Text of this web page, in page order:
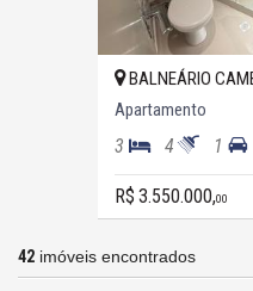
BALNEÁRIO
Apartamento
3 4 1
R$ 3.550.000,00
42 imóveis encontrados